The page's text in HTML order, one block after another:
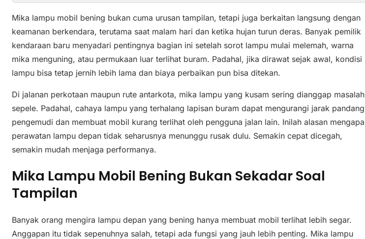
Mika lampu mobil bening bukan cuma urusan tampilan, tetapi juga berkaitan langsung dengan
keamanan berkendara, terutama saat malam hari dan ketika hujan turun deras. Banyak pemilik
kendaraan baru menyadari pentingnya bagian ini setelah sorot lampu mulai melemah, warna
mika menguning, atau permukaan luar terlihat buram. Padahal, jika dirawat sejak awal, kondisi
lampu bisa tetap jernih lebih lama dan biaya perbaikan pun bisa ditekan.
Di jalanan perkotaan maupun rute antarkota, mika lampu yang kusam sering dianggap masalah
sepele. Padahal, cahaya lampu yang terhalang lapisan buram dapat mengurangi jarak pandang
pengemudi dan membuat mobil kurang terlihat oleh pengguna jalan lain. Inilah alasan mengapa
perawatan lampu depan tidak seharusnya menunggu rusak dulu. Semakin cepat dicegah,
semakin mudah menjaga performanya.
Mika Lampu Mobil Bening Bukan Sekadar Soal
Tampilan
Banyak orang mengira lampu depan yang bening hanya membuat mobil terlihat lebih segar.
Anggapan itu tidak sepenuhnya salah, tetapi ada fungsi yang jauh lebih penting. Mika lampu